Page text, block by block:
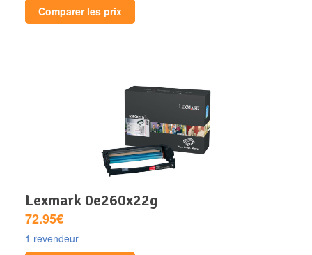
Comparer les prix
lexmark 0e260x22g
72.95€
1 revendeur